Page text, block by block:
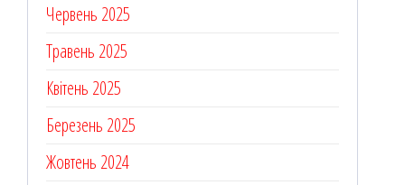
Червень 2025
Травень 2025
Квітень 2025
Березень 2025
Жовтень 2024